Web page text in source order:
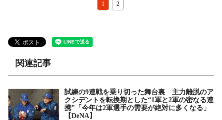
1 2
関連記事
試練の9連戦を乗り切った舞台裏 主力離脱のア
クシデントを転換期とした“1軍と2軍の密なる連
携”「今年は2軍選手の需要が絶対に多くなる」
【DeNA】